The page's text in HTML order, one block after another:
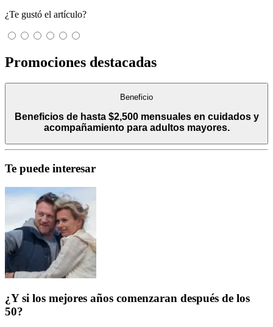
¿Te gustó el artículo?
Promociones destacadas
Beneficio
Beneficios de hasta $2,500 mensuales en cuidados y
acompañamiento para adultos mayores.
Te puede interesar
¿Y si los mejores años comenzaran después de los
50?